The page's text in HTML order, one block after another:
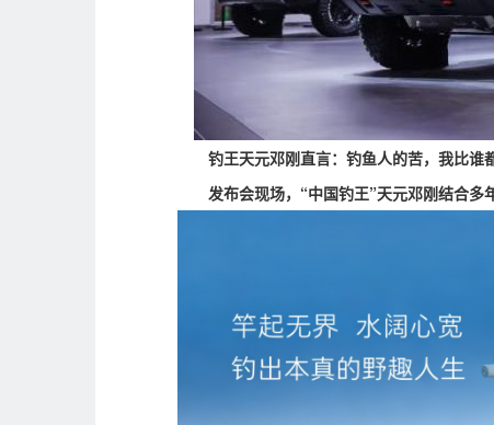
钓王天元邓刚直言：钓鱼人的苦，我比谁
发布会现场， “中国钓王”天元邓刚结合多